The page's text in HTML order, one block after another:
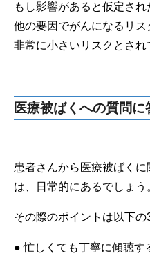
もし影響があると仮定され
他の要因でがんになるリス
非常に小さいリスクとされ
医療被ばくへの質問
患者さんから医療被ばく
は、日常的にあるでしょう
その際のポイントは以下の
● 忙しくても丁寧に傾聴す